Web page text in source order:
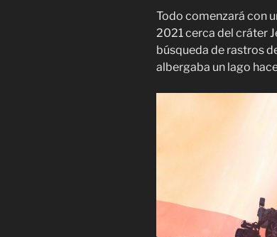
Todo comenzará con
2021 cerca del cráter
búsqueda de rastros
albergaba un lago